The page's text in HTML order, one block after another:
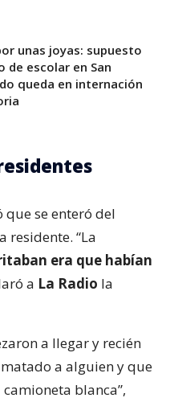
unas joyas: supuesto
de escolar en San
queda en internación
que se enteró del
residente. “La
era que habían
a La Radio la
a llegar y recién
a alguien y que
blanca”,